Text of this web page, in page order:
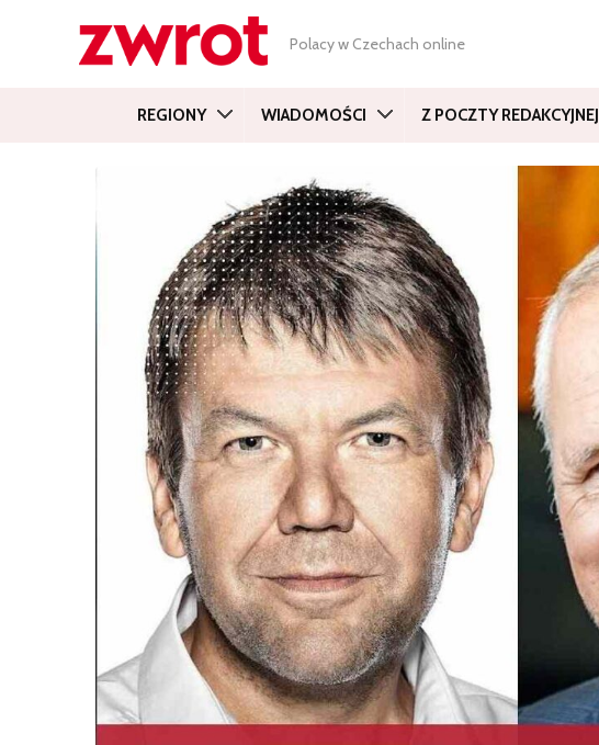
Polacy w Czechach online
REGIONY WIADOMOŚCI Z POCZTY REDAKCYJNEJ